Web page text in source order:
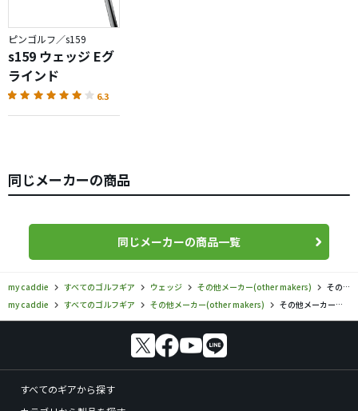
そして意外と効果ありそうなのが前傾姿勢の保持のための
練習。ガンガンフルスイングというわけだはないが普通に
アイアンのように打って130yard程は打ててしまう。普段で
あればPWか9番で打つ距離でこのクラブをわざわざ使わな
いと思うが練習の時に使用するとクラブが短いため沈み込
むように前傾保持して打たないとしっかり球を捉えられま
はないかもなと思います。キャディバックにＩＮしなくな
るとしても良い練習器具になりますしね。
少量生産で販売しているようで大量生産しているものでな
いので現在は完売で、次回は夏ごろのロットになるようで
すね。
ピンゴルフ／s159
s159 ウェッジ Eグ
ラインド
6.3
同じメーカーの商品
同じメーカーの商品一覧
my caddie すべてのゴルフギア ウェッジ その他メーカー(other makers)
その他メーカー／／サブロクウェッジの口コミ評価
my caddie
すべてのゴルフギア その他メーカー(other makers) その他メーカー／／サブロクウェッジの口コミ評価
すべてのギアから探す